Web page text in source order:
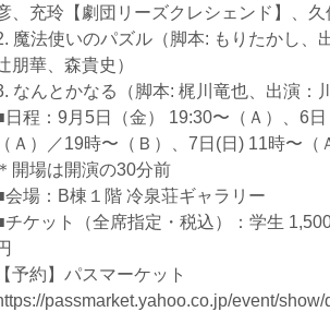
、充玲【劇団リーズクレシェンド】、
魔法使いのパズル（脚本: もりたかし、
朋華、森貴史）
なんとかなる（脚本: 梶川竜也、出演：
日程：9月5日（金） 19:30〜（Ａ）、6
（Ａ）／19時〜（Ｂ）、7日(日) 11時〜
＊開場は開演の30分前
会場：B棟１階 冷泉荘ギャラリー
チケット（全席指定・税込）：学生
【予約】パスマーケット
passmarket.yahoo.co.jp/event/